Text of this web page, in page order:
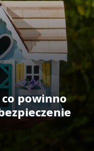
powinno